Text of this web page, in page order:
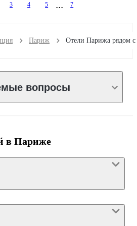
3 4 5 7
Париж
вопросы
в Париже